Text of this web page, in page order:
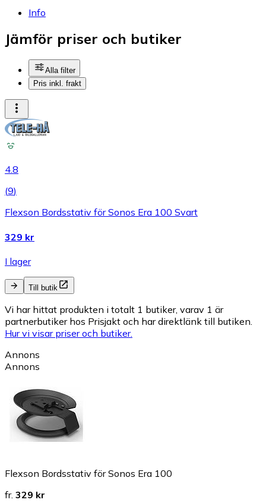
Info
Jämför priser och butiker
Alla filter
Pris inkl. frakt
4.8
(9)
Flexson Bordsstativ för Sonos Era 100 Svart
329 kr
I lager
Till butik
Vi har hittat produkten i totalt 1 butiker, varav 1 är
partnerbutiker hos Prisjakt och har direktlänk till butiken.
Hur vi visar priser och butiker.
Annons
Annons
Flexson Bordsstativ för Sonos Era 100
fr. 329 kr